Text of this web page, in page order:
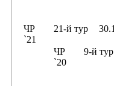
ЧР
`21
21-й тур
ЧР
`20
9-й тур